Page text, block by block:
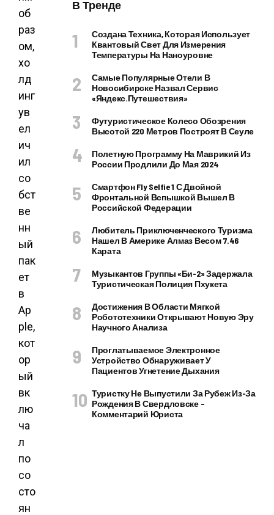
об
раз
ом,
хо
лд
инг
ув
ел
ич
ил
со
бст
ве
нн
ый
пак
ет
в
Ap
ple,
кот
ор
ый
вк
лю
ча
л
по
со
сто
ян
В Тренде
Создана Техника, Которая Использует
Квантовый Свет Для Измерения
Температуры На Наноуровне
Самые Популярные Отели В
Новосибирске Назвал Сервис
«Яндекс.Путешествия»
Футуристическое Колесо Обозрения
Высотой 220 Метров Построят В Сеуле
Полетную Программу На Маврикий Из
России Продлили До Мая 2024
Смартфон Fly Selfie 1 С Двойной
Фронтальной Вспышкой Вышел В
Российской Федерации
Любитель Приключенческого Туризма
Нашел В Америке Алмаз Весом 7.46
Карата
Музыкантов Группы «Би-2» Задержала
Туристическая Полиция Пхукета
Достижения В Области Мягкой
Робототехники Открывают Новую Эру
Научного Анализа
Проглатываемое Электронное
Устройство Обнаруживает У
Пациентов Угнетение Дыхания
Туристку Не Выпустили За Рубеж Из-За
Рождения В Свердловске –
Комментарий Юриста